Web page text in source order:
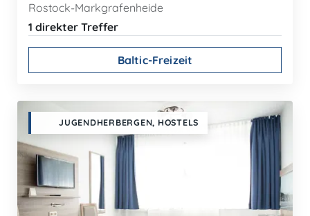
Rostock-Markgrafenheide
1 direkter Treffer
Baltic-Freizeit
JUGENDHERBERGEN, HOSTELS